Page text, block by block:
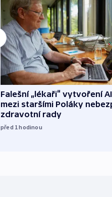
Falešní „lékaři“ vytvoření
mezi staršími Poláky
zdravotní rady
před 1hodinou